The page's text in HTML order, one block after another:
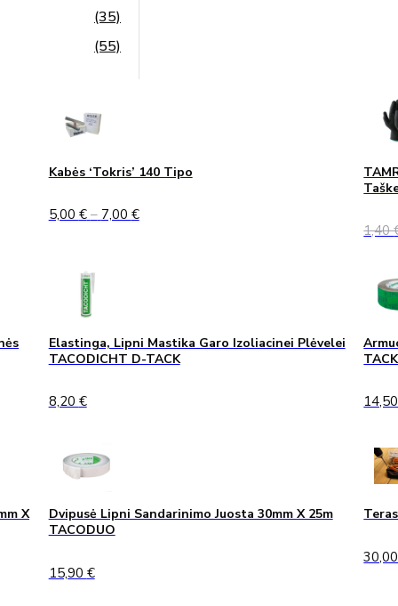
(35)
(55)
Kabės ‘Tokris’ 140 Tipo
5,00 € – 7,00 €Price
1,40
Elastinga, Lipni Mastika Garo Izoliacinei Plėvelei
TACODICHT D-TACK
8,20 €
TACK
X
Dvipusė Lipni Sandarinimo Juosta 30mm X 25m
TACODUO
15,90 €